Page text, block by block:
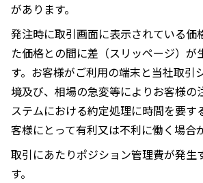
があります。
発注時に取引画面に表示されている価
た価格との間に差（スリッページ）が
す。お客様がご利用の端末と当社取引
境及び、相場の急変等によりお客様の
ステムにおける約定処理に時間を要す
客様にとって有利又は不利に働く場合
取引にあたりポジション管理費が発生
す。